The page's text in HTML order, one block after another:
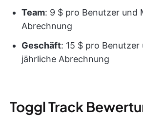
Team: 9 $ pro Benutzer und
Abrechnung
Geschäft: 15 $ pro Benutzer
jährliche Abrechnung
Toggl Track